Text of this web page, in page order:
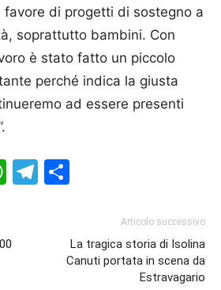
favore di progetti di sostegno a
soprattutto bambini. Con
è stato fatto un piccolo
perché indica la giusta
ad essere presenti
WhatsApp
Telegram
Articolo successivo
La tragica storia di Isolina
Canuti portata in scena da
Estravagario